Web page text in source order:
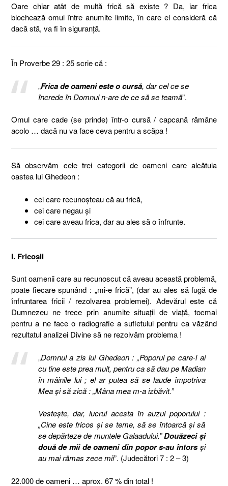
Oare chiar atât de multă frică să existe ? Da, iar frica
blochează omul între anumite limite, în care el consideră că
dacă stă, va fi în siguranţă.
În Proverbe 29 : 25 scrie că :
„Frica de oameni este o cursă, dar cel ce se
încrede în Domnul n-are de ce să se teamă”.
Omul care cade (se prinde) într-o cursă / capcană rămâne
acolo … dacă nu va face ceva pentru a scăpa !
Să observăm cele trei categorii de oameni care alcătuia
oastea lui Ghedeon :
cei care recunoşteau că au frică,
cei care negau şi
cei care aveau frica, dar au ales să o înfrunte.
I. Fricoşii
Sunt oamenii care au recunoscut că aveau această problemă,
poate fiecare spunând : „mi-e frică”, (dar au ales să fugă de
înfruntarea fricii / rezolvarea problemei). Adevărul este că
Dumnezeu ne trece prin anumite situaţii de viaţă, tocmai
pentru a ne face o radiografie a sufletului pentru ca văzând
rezultatul analizei Divine să ne rezolvăm problema !
„Domnul a zis lui Ghedeon : „Poporul pe care-l ai
cu tine este prea mult, pentru ca să dau pe Madian
în mâinile lui ; el ar putea să se laude împotriva
Mea şi să zică : „Mâna mea m-a izbăvit.”
Vesteşte, dar, lucrul acesta în auzul poporului :
„Cine este fricos şi se teme, să se întoarcă şi să
se depărteze de muntele Galaadului.”Douăzeci şi
două de mii de oameni din popor s-au întorsşi
au mai rămas zece mii”. (Judecători 7 : 2 – 3)
22.000 de oameni … aprox. 67 % din total !